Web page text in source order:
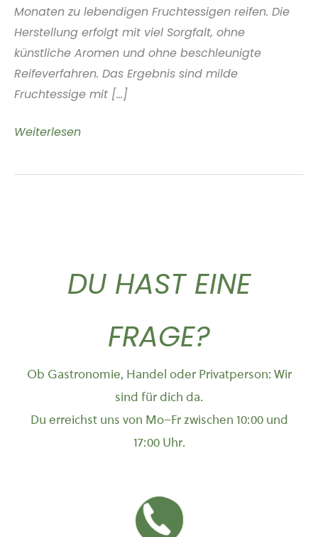
Monaten zu lebendigen Fruchtessigen reifen. Die
Herstellung erfolgt mit viel Sorgfalt, ohne
künstliche Aromen und ohne beschleunigte
Reifeverfahren. Das Ergebnis sind milde
Fruchtessige mit [...]
Glou
Hamburg
Weiterlesen
DU HAST EINE
FRAGE?
Ob Gastronomie, Handel oder Privatperson: Wir
sind für dich da.
Du erreichst uns von Mo–Fr zwischen 10:00 und
17:00 Uhr.